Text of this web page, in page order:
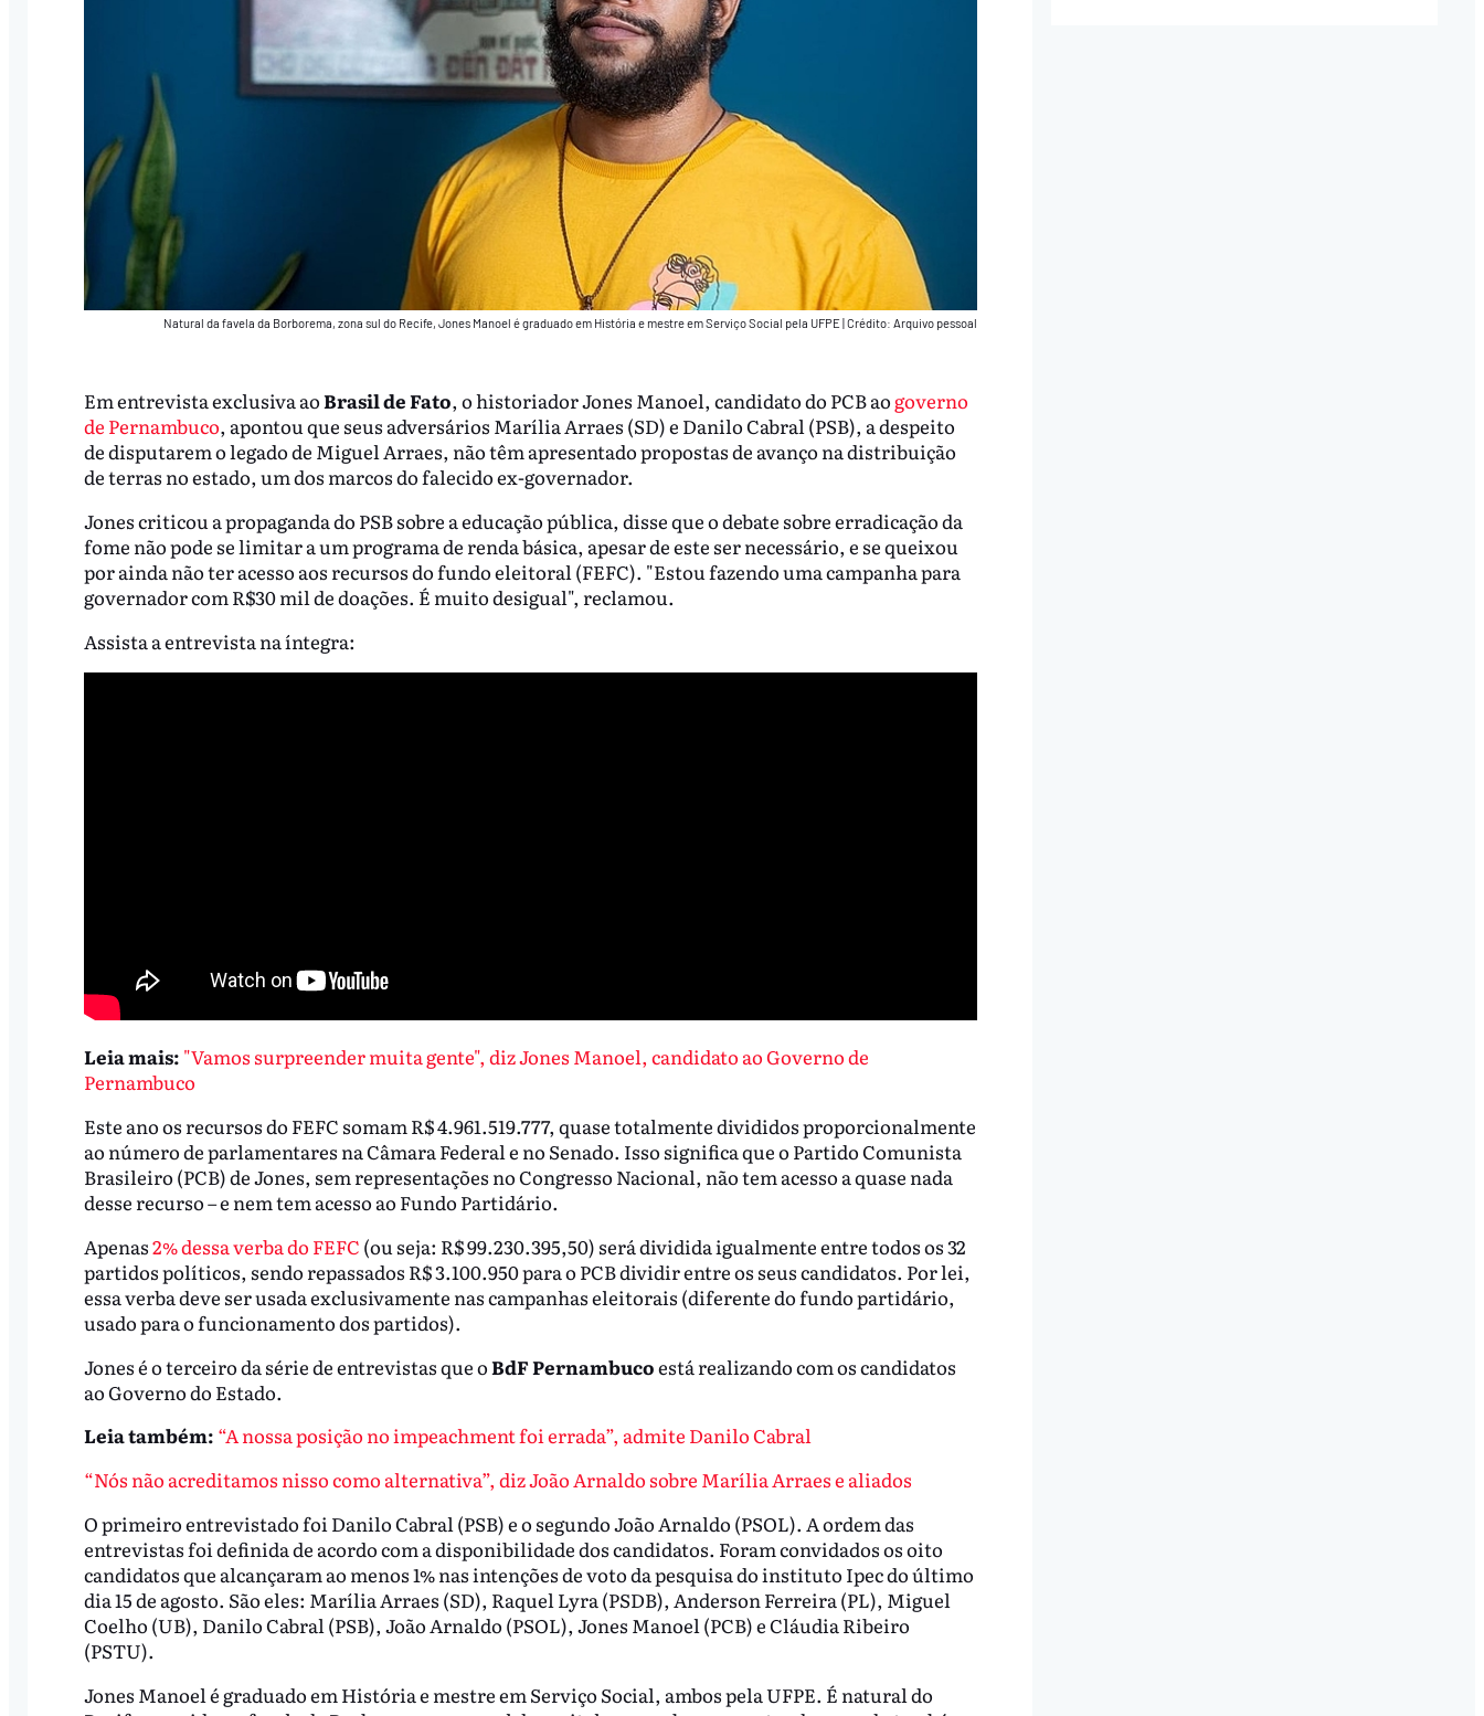
Natural da favela da Borborema, zona sul do Recife, Jones Manoel é graduado em História e mestre em Serviço Social pela UFPE |Crédito: Arquivo pessoal
Em entrevista exclusiva aoBrasil de Fato, o historiador Jones Manoel, candidato do PCB aogoverno
de Pernambuco, apontou que seus adversários Marília Arraes (SD) e Danilo Cabral (PSB), a despeito
de disputarem o legado de Miguel Arraes, não têm apresentado propostas de avanço na distribuição
de terras no estado, um dos marcos do falecido ex-governador.
Jones criticou a propaganda do PSB sobre a educação pública, disse que o debate sobre erradicação da
fome não pode se limitar a um programa de renda básica, apesar de este ser necessário, e se queixou
por ainda não ter acesso aos recursos do fundo eleitoral (FEFC). "Estou fazendo uma campanha para
governador com R$30 mil de doações. É muito desigual", reclamou.
Assista a entrevista na íntegra:
Leia mais: "Vamos surpreender muita gente", diz Jones Manoel, candidato ao Governo de
Pernambuco
Este ano os recursos do FEFC somam R$ 4.961.519.777, quase totalmente divididos proporcionalmente
ao número de parlamentares na Câmara Federal e no Senado. Isso significa que o Partido Comunista
Brasileiro (PCB) de Jones, sem representações no Congresso Nacional, não tem acesso a quase nada
desse recurso – e nem tem acesso ao Fundo Partidário.
Apenas2% dessa verba do FEFC (ou seja: R$ 99.230.395,50) será dividida igualmente entre todos os 32
partidos políticos, sendo repassados R$ 3.100.950 para o PCB dividir entre os seus candidatos. Por lei,
essa verba deve ser usada exclusivamente nas campanhas eleitorais (diferente do fundo partidário,
usado para o funcionamento dos partidos).
Jones é o terceiro da série de entrevistas que oBdF Pernambucoestá realizando com os candidatos
ao Governo do Estado.
Leia também: “A nossa posição no impeachment foi errada”, admite Danilo Cabral
“Nós não acreditamos nisso como alternativa”, diz João Arnaldo sobre Marília Arraes e aliados
O primeiro entrevistado foi Danilo Cabral (PSB) e o segundo João Arnaldo (PSOL). A ordem das
entrevistas foi definida de acordo com a disponibilidade dos candidatos. Foram convidados os oito
candidatos que alcançaram ao menos 1% nas intenções de voto da pesquisa do instituto Ipec do último
dia 15 de agosto. São eles: Marília Arraes (SD), Raquel Lyra (PSDB), Anderson Ferreira (PL), Miguel
Coelho (UB), Danilo Cabral (PSB), João Arnaldo (PSOL), Jones Manoel (PCB) e Cláudia Ribeiro
(PSTU).
Jones Manoel é graduado em História e mestre em Serviço Social, ambos pela UFPE. É natural do